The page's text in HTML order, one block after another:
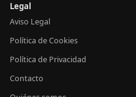
Legal
Aviso Legal
Política de Cookies
Política de Privacidad
Contacto